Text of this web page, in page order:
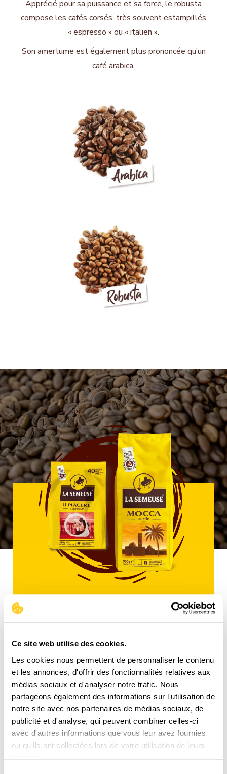
Ce site web utilise des cookies.
Les cookies nous permettent de personnaliser le contenu
et les annonces, d'offrir des fonctionnalités relatives aux
médias sociaux et d'analyser notre trafic. Nous
partageons également des informations sur l'utilisation de
notre site avec nos partenaires de médias sociaux, de
publicité et d'analyse, qui peuvent combiner celles-ci
avec d'autres informations que vous leur avez fournies
ou qu'ils ont collectées lors de votre utilisation de leurs
Apprécié pour sa puissance et sa force, le robusta
compose les cafés corsés, très souvent estampillés
« espresso » ou « italien ».
Son amertume est également plus prononcée qu’un
café arabica.
POURQUOI CHOISIR LA
Nous mettons l'accent sur la qualité et la tradition.
Notre méthode de torréfaction, qui dure entre 10
et 15 minutes, permet aux grains de café de
développer toute leur palette d'arômes. Le
résultat est un café parfaitement équilibré en goût.
Nos torréfacteurs, Julien et Yves, travaillent avec
passion pour garantir une torréfaction optimale. Ils